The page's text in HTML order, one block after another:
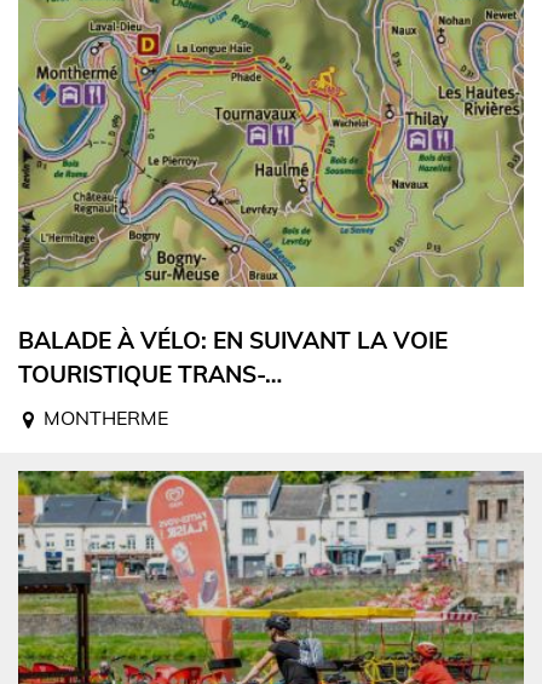
BALADE À VÉLO: EN SUIVANT LA VOIE
TOURISTIQUE TRANS-…
MONTHERME